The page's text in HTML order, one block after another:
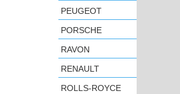
PEUGEOT
PORSCHE
RAVON
RENAULT
ROLLS-ROYCE